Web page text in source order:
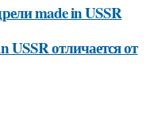
made in USSR
USSR отличается от